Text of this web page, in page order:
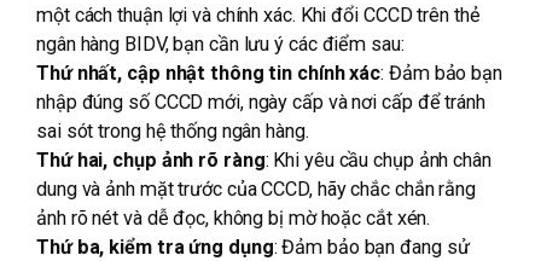
một cách thuận lợi và chính xác. Khi đổi CCCD trên thẻ
ngân hàng BIDV, bạn cần lưu ý các điểm sau:
Thứ nhất, cập nhật thông tin chính xác: Đảm bảo bạn
nhập đúng số CCCD mới, ngày cấp và nơi cấp để tránh
sai sót trong hệ thống ngân hàng.
Thứ hai, chụp ảnh rõ ràng: Khi yêu cầu chụp ảnh chân
dung và ảnh mặt trước của CCCD, hãy chắc chắn rằng
ảnh rõ nét và dễ đọc, không bị mờ hoặc cắt xén.
Thứ ba, kiểm tra ứng dụng: Đảm bảo bạn đang sử